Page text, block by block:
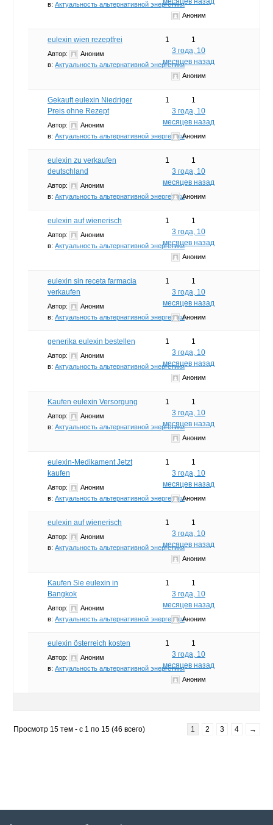
в: Актуальность альтернативной энергетики
Аноним
eulexin wien rezeptfrei
Автор:
Аноним
в: Актуальность альтернативной энергетики
1
1
3 года, 10
месяцев назад
Аноним
Gekauft eulexin Niedriger
Preis ohne Rezept
Автор:
Аноним
в: Актуальность альтернативной энергетики
1
1
3 года, 10
месяцев назад
Аноним
eulexin zu verkaufen
deutschland
Автор:
Аноним
в: Актуальность альтернативной энергетики
1
1
3 года, 10
месяцев назад
Аноним
eulexin auf wienerisch
Автор:
Аноним
в: Актуальность альтернативной энергетики
1
1
3 года, 10
месяцев назад
Аноним
eulexin sin receta farmacia
verkaufen
Автор:
Аноним
в: Актуальность альтернативной энергетики
1
1
3 года, 10
месяцев назад
Аноним
generika eulexin bestellen
Автор:
Аноним
в: Актуальность альтернативной энергетики
1
1
3 года, 10
месяцев назад
Аноним
Kaufen eulexin Versorgung
Автор:
Аноним
в: Актуальность альтернативной энергетики
1
1
3 года, 10
месяцев назад
Аноним
eulexin-Medikament Jetzt
kaufen
Автор:
Аноним
в: Актуальность альтернативной энергетики
1
1
3 года, 10
месяцев назад
Аноним
eulexin auf wienerisch
Автор:
Аноним
в: Актуальность альтернативной энергетики
1
1
3 года, 10
месяцев назад
Аноним
Kaufen Sie eulexin in
Bangkok
Автор:
Аноним
в: Актуальность альтернативной энергетики
1
1
3 года, 10
месяцев назад
Аноним
eulexin österreich kosten
Автор:
Аноним
в: Актуальность альтернативной энергетики
1
1
3 года, 10
месяцев назад
Аноним
Просмотр 15 тем - с 1 по 15 (46 всего) 1 2 3 4 →